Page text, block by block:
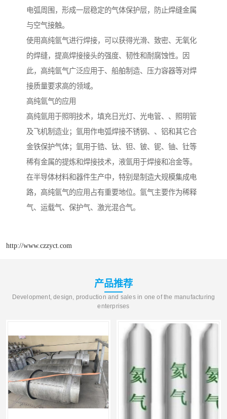
电弧周围，形成一层稳定的气体保护层，防止焊缝金属
与空气接触。
使用高纯氩气进行焊接，可以获得光滑、致密、无氧化
的焊缝，提高焊接接头的强度、韧性和耐腐蚀性。因
此，高纯氩气广泛应用于、船舶制造、压力容器等对焊
接质量要求高的领域。
高纯氩气的应用
高纯氩用于照明技术，填充日光灯、光电管、、照明管
及飞机制造业；氩用作电弧焊接不锈钢、、铝和其它合
金铁保护气体；氩用于锆、钛、钽、铍、铌、铀、钍等
稀有金属的提炼和焊接技术，液氩用于焊接和冶金等。
在半导体材料和器件生产中，特别是制造大规模集成电
路，高纯氩气的应用占有重要地位。氩气主要作为稀释
气、运载气、保护气、激光混合气。
http://www.czzyct.com
产品推荐
Development, design, production and sales in one of the manufacturing
enterprises